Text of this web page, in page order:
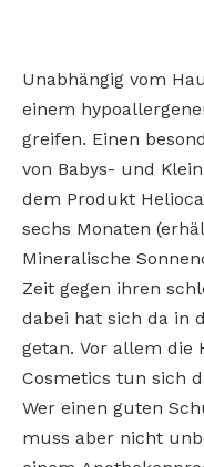
Unabhängig vom
einem
greifen. Einen
von Babys- und
dem Produkt
sechs Monaten
Mineralische
Zeit gegen ihren
dabei hat sich da in
getan. Vor allem die
Cosmetics tun sich
Wer einen guten
muss aber nicht